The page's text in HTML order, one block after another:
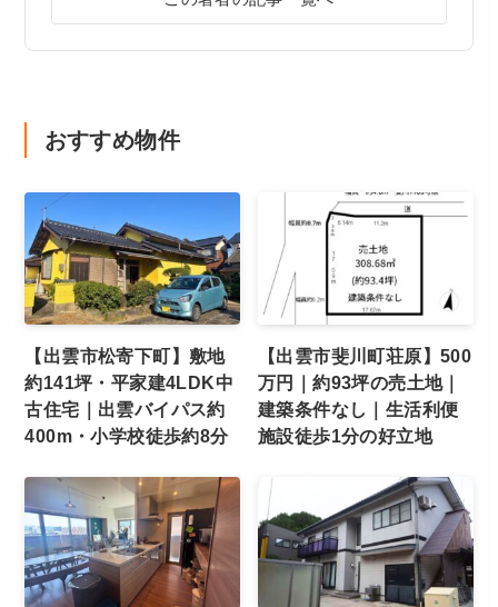
おすすめ物件
【出雲市松寄下町】敷地
約141坪・平家建4LDK中
古住宅｜出雲バイパス約
400m・小学校徒歩約8分
【出雲市斐川町荘原】500
万円｜約93坪の売土地｜
建築条件なし｜生活利便
施設徒歩1分の好立地